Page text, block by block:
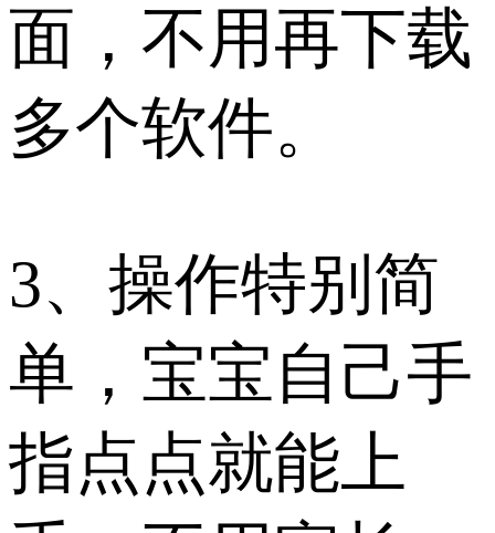
面，不用再下载
多个软件。
3、操作特别简
单，宝宝自己手
指点点就能上